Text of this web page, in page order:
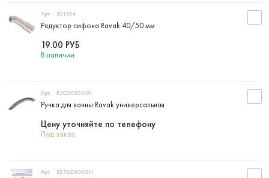
Редуктор сифона Ravak 40/50 мм
Арт: X01304
В наличии
19.00 РУБ
Ручка для ванны Ravak универсальная
Арт: B5C0000000
Под заказ
Цену уточняйте по телефону
Арт: B23600000N